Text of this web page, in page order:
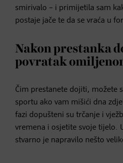
smirivalo – i primijetila sam
postaje jače te da se vraća u
Nakon prestanka
povratak
Čim prestanete dojiti, možete
sportu ako vam mišići dna
fazi dopušteni su trčanje i
vremena i osjetite svoje tijelo.
stvarno je napravilo nešto